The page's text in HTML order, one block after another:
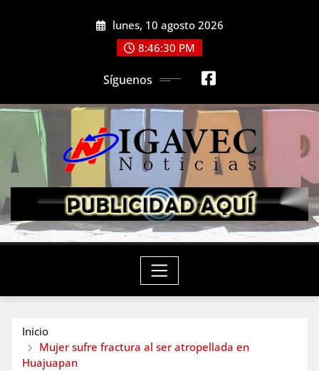
lunes, 10 agosto 2026
8:46:32 PM
Síguenos
Inicio
Mujer sufre fractura al ser atropellada en
Huajuapan